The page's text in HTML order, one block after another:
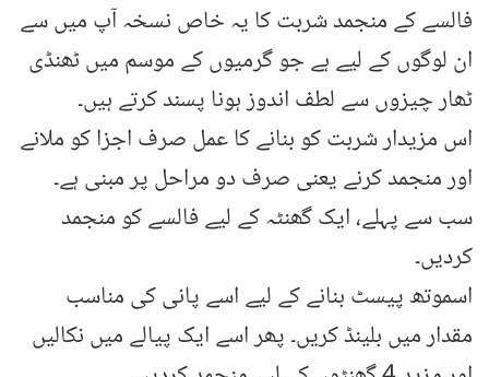
فالسے کے منجمد شربت کا یہ خاص نسخہ آپ میں سے
ان لوگوں کے لیے ہے جو گرمیوں کے موسم میں ٹھنڈی
ٹھار چیزوں سے لطف اندوز ہونا پسند کرتے ہیں۔
اس مزیدار شربت کو بنانے کا عمل صرف اجزا کو ملانے
اور منجمد کرنے یعنی صرف دو مراحل پر مبنی ہے۔
سب سے پہلے، ایک گھنٹہ کے لیے فالسے کو منجمد
کردیں۔
اسموتھ پیسٹ بنانے کے لیے اسے پانی کی مناسب
مقدار میں بلینڈ کریں۔ پھر اسے ایک پیالے میں نکالیں